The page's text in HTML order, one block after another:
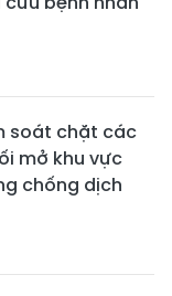
soát chặt các
mở khu vực
chống dịch